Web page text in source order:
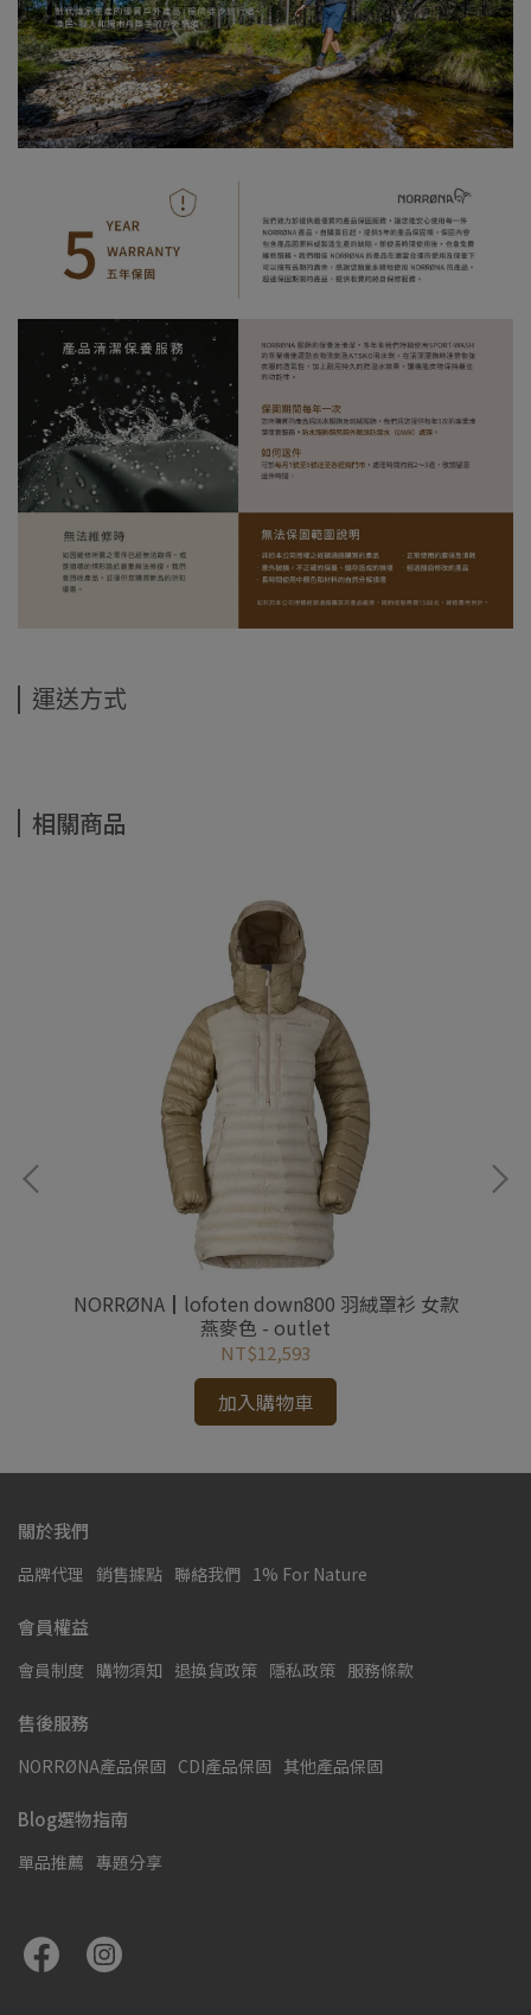
運送方式
相關商品
NORRØNA┃lofoten down800 羽絨罩衫 女款
燕麥色 - outlet
NT$12,593
加入購物車
關於我們
品牌代理 銷售據點 聯絡我們 1% For Nature
會員權益
會員制度 購物須知 退換貨政策 隱私政策 服務條款
售後服務
NORRØNA產品保固 CDI產品保固 其他產品保固
Blog選物指南
單品推薦 專題分享